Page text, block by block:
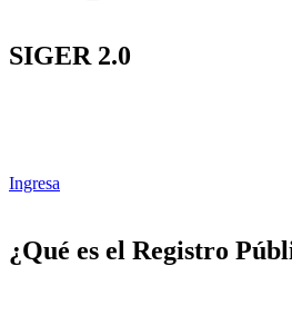
SIGER 2.0
Ingresa
¿Qué es el Registro